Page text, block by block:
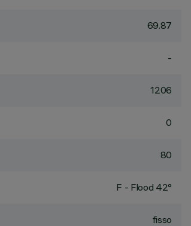
69.87
-
1206
0
80
F - Flood 42°
fisso